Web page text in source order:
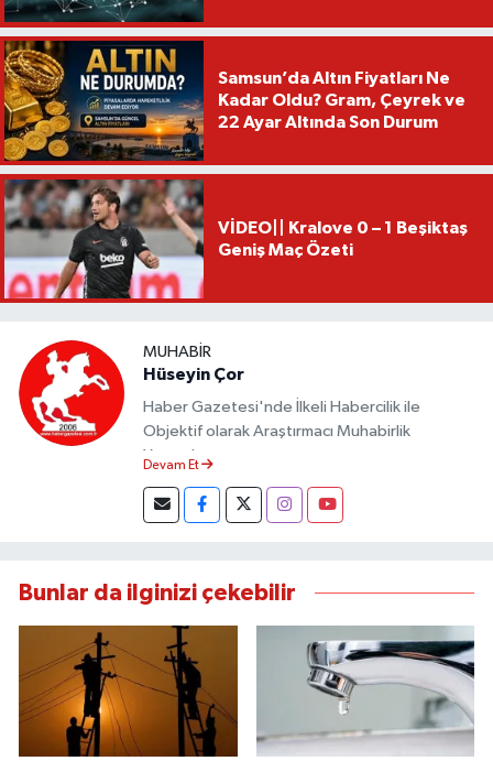
Samsun’da Altın Fiyatları Ne
Kadar Oldu? Gram, Çeyrek ve
22 Ayar Altında Son Durum
VİDEO|| Kralove 0 – 1 Beşiktaş
Geniş Maç Özeti
MUHABIR
Hüseyin Çor
Haber Gazetesi'nde İlkeli Habercilik ile
Objektif olarak Araştırmacı Muhabirlik
Yapmaktayım.
Devam Et
Bunlar da ilginizi çekebilir